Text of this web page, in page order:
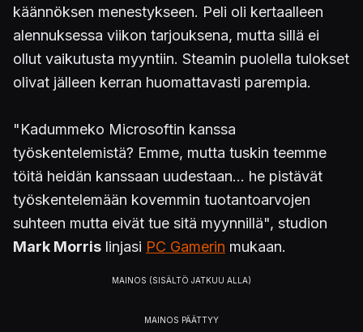
käännöksen menestykseen. Peli oli kertaalleen
alennuksessa viikon tarjouksena, mutta sillä ei
ollut vaikutusta myyntiin. Steamin puolella tulokset
olivat jälleen kerran huomattavasti parempia.
"Kadummeko Microsoftin kanssa
työskentelemistä? Emme, mutta tuskin teemme
töitä heidän kanssaan uudestaan... he pistävät
työskentelemään kovemmin tuotantoarvojen
suhteen mutta eivät tue sitä myynnillä", studion
Mark Morris linjasi PC Gamerin mukaan.